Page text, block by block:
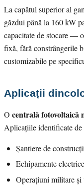
La capătul superior al
găzdui până la 160 kW
capacitate de stocare —
fixă, fără constrângerile
customizabile pe
Aplicații
O centrală fotovoltaică
Aplicațiile identificate
Șantiere de
Echipamente
Operațiuni militare și